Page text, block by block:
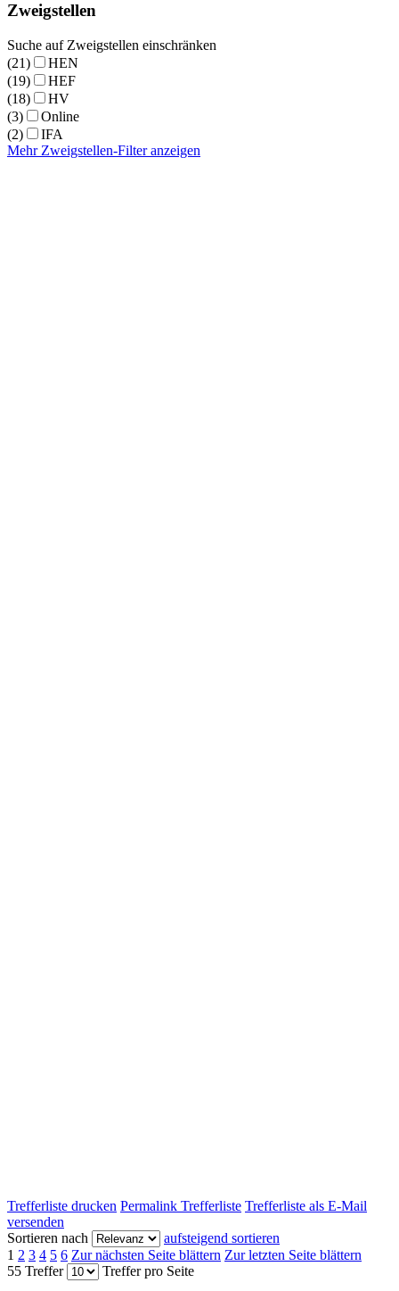
Zweigstellen
Suche auf Zweigstellen einschränken
(21)
HEN
(19)
HEF
(18)
HV
(3)
Online
(2)
IFA
Mehr Zweigstellen-Filter anzeigen
Trefferliste drucken Permalink Trefferliste Trefferliste als E-Mail
versenden
Sortieren nach
aufsteigend sortieren
1 2 3 4 5 6 Zur nächsten Seite blättern Zur letzten Seite blättern
55 Treffer
Treffer pro Seite